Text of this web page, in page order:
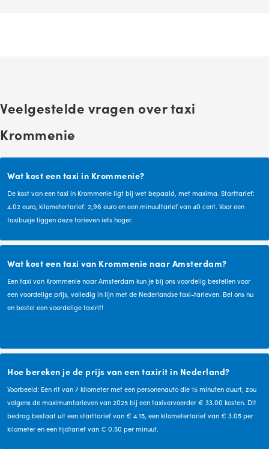
Veelgestelde vragen over taxi
Krommenie
Wat kost een taxi in Krommenie?
De kost van een taxi in Krommenie ligt bij wet bepaald, met maxima. Starttarief:
4.02 euro, kilometertarief: 2,96 euro en een minuuttarief van 40 cent. Voor een
taxibusje liggen deze tarieven iets hoger.
Wat kost een taxi van Krommenie naar Amsterdam?
Een taxi van Krommenie naar Amsterdam kun je bij ons voordelig bestellen voor
een voordelige prijs, volledig in lijn met de Nederlandse taxi-tarieven. Bel ons nu
en bestel een voordelige taxirit!
Hoe bereken je de prijs van een taxirit in Nederland?
Voorbeeld: Een rit van 7 kilometer met een personenauto die 15 minuten duurt, zou
volgens de maximumtarieven van 2025 bij een taxivervoerder € 33.00 kosten. Dit
bedrag bestaat uit een starttarief van € 4.15, een kilometertarief van € 3.05 per
kilometer en een tijdtarief van € 0.50 per minuut.